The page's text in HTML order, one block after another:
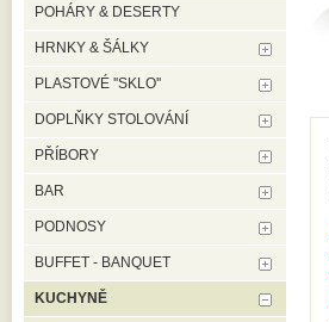
POHÁRY & DESERTY
HRNKY & ŠÁLKY
PLASTOVÉ ''SKLO''
DOPLŇKY STOLOVÁNÍ
PŘÍBORY
BAR
PODNOSY
BUFFET - BANQUET
KUCHYNĚ